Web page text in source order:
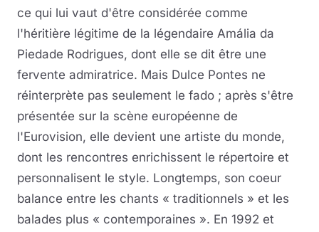
ce qui lui vaut d'être considérée comme
l'héritière légitime de la légendaire Amália da
Piedade Rodrigues, dont elle se dit être une
fervente admiratrice. Mais Dulce Pontes ne
réinterprète pas seulement le fado ; après s'être
présentée sur la scène européenne de
l'Eurovision, elle devient une artiste du monde,
dont les rencontres enrichissent le répertoire et
personnalisent le style. Longtemps, son coeur
balance entre les chants « traditionnels » et les
balades plus « contemporaines ». En 1992 et